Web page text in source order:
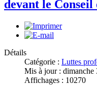
devant le
Détails
Catégorie : Luttes
Mis à jour :
Affichages : 10270